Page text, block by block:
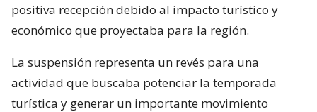
positiva recepción debido al impacto turístico y
económico que proyectaba para la región.
La suspensión representa un revés para una
actividad que buscaba potenciar la temporada
turística y generar un importante movimiento